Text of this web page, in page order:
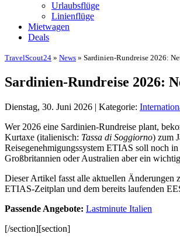
Urlaubsflüge
Linienflüge
Mietwagen
Deals
TravelScout24 » News » Sardinien-Rundreise 2026:
Sardinien-Rundreise 2026:
Dienstag, 30. Juni 2026 | Kategorie:
Wer 2026 eine Sardinien-Rundreise plant,
Kurtaxe (italienisch: Tassa di Soggiorno) zum
Reisegenehmigungssystem ETIAS soll noch
Großbritannien oder Australien aber ein
Dieser Artikel fasst alle aktuellen Änderungen
ETIAS-Zeitplan und dem bereits laufenden
Passende Angebote: Lastminute Italien
[/section][section]